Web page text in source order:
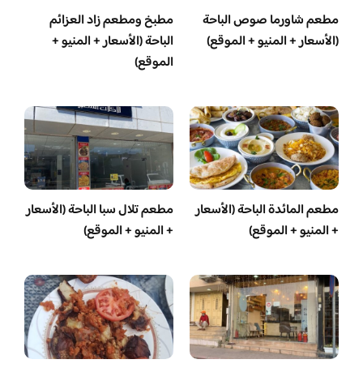
مطعم شاورما صوص الباحة
(الأسعار + المنيو + الموقع)
مطبخ ومطعم زاد العزائم
الباحة (الأسعار + المنيو +
الموقع)
مطعم المائدة الباحة (الأسعار
+ المنيو + الموقع)
مطعم تلال سبا الباحة (الأسعار
+ المنيو + الموقع)